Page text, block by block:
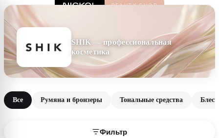
SHIK — профессиональная
косметика
Все Румяна и бронзеры Тональные средства
Фильтр